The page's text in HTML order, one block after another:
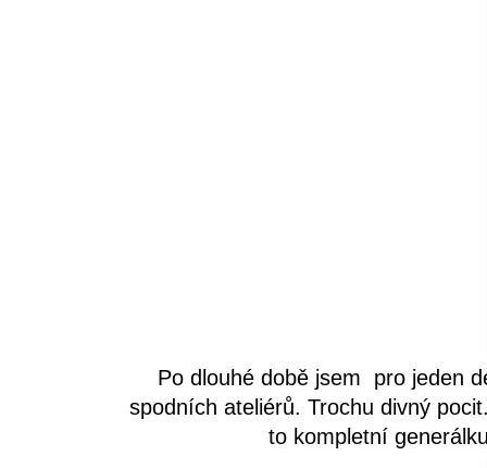
Po dlouhé době jsem pro jeden
spodních ateliérů. Trochu divný
to kompletní